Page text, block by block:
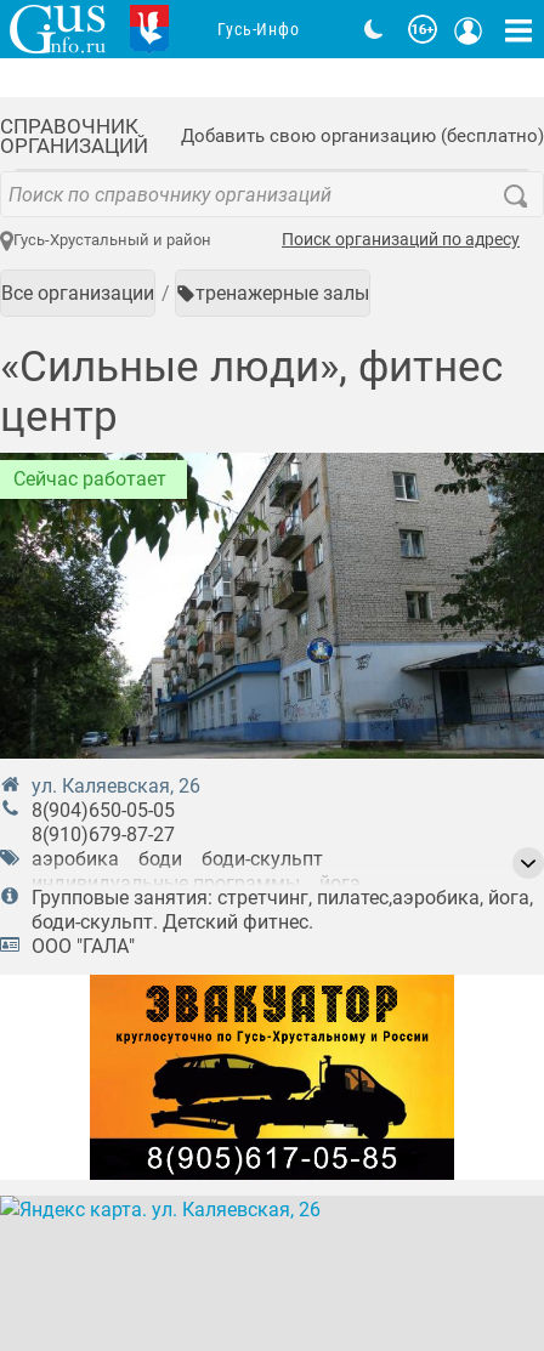
СПРАВОЧНИК
ОРГАНИЗАЦИЙ
Добавить свою организацию (бесплатно)
Гусь-Хрустальный и район Поиск организаций по адресу
Все организации тренажерные залы
«Сильные люди», фитнес
центр
Сейчас работает
ул. Каляевская, 26
8(904)650-05-05
8(910)679-87-27
аэробика
боди
боди-скульпт
индивидуальные программы
йога
кардиозоны
пилатес растяжка
сауны
стрет
стретчинг тренажерные залы
Групповые занятия: стретчинг, пилатес,аэробика, йога,
боди-скульпт. Детский фитнес.
ООО "ГАЛА"
Гусь-Инфо